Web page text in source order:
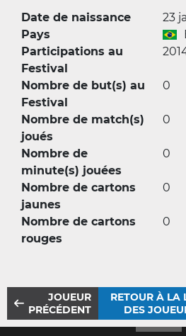
Date de naissance
23
Pays
Participations au
Festival
Nombre de but(s) au
Festival
0
Nombre de match(s)
joués
0
Nombre de
minute(s) jouées
0
Nombre de cartons
jaunes
0
Nombre de cartons
rouges
0
JOUEUR
PRÉCÉDENT
RETOUR À LA
DES